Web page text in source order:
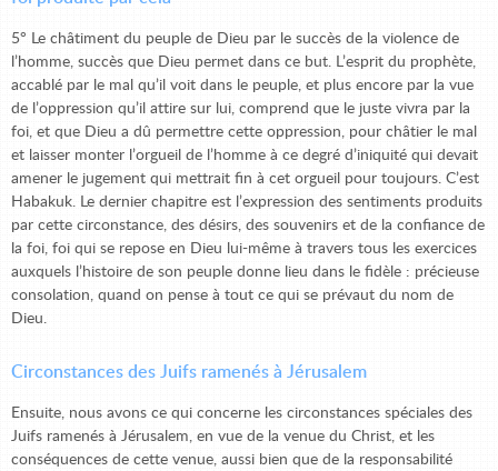
5° Le châtiment du peuple de Dieu par le succès de la violence de
l’homme, succès que Dieu permet dans ce but. L’esprit du prophète,
accablé par le mal qu’il voit dans le peuple, et plus encore par la vue
de l’oppression qu’il attire sur lui, comprend que le juste vivra par la
foi, et que Dieu a dû permettre cette oppression, pour châtier le mal
et laisser monter l’orgueil de l’homme à ce degré d’iniquité qui devait
amener le jugement qui mettrait fin à cet orgueil pour toujours. C’est
Habakuk. Le dernier chapitre est l’expression des sentiments produits
par cette circonstance, des désirs, des souvenirs et de la confiance de
la foi, foi qui se repose en Dieu lui-même à travers tous les exercices
auxquels l’histoire de son peuple donne lieu dans le fidèle : précieuse
consolation, quand on pense à tout ce qui se prévaut du nom de
Dieu.
Circonstances des Juifs ramenés à Jérusalem
Ensuite, nous avons ce qui concerne les circonstances spéciales des
Juifs ramenés à Jérusalem, en vue de la venue du Christ, et les
conséquences de cette venue, aussi bien que de la responsabilité